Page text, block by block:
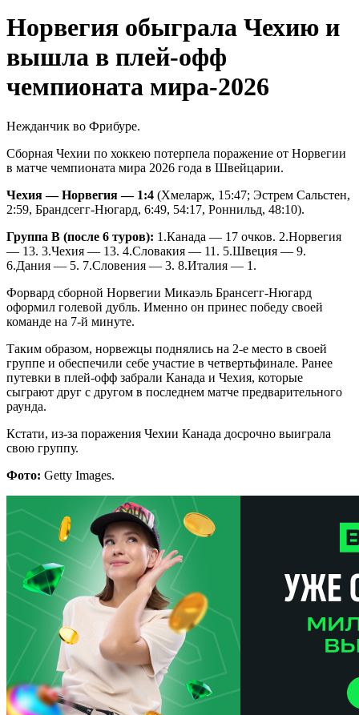
Норвегия обыграла Чехию и
вышла в плей-офф
чемпионата мира-2026
Нежданчик во Фрибуре.
Сборная Чехии по хоккею потерпела поражение от Норвегии
в матче чемпионата мира 2026 года в Швейцарии.
Чехия — Норвегия — 1:4 (Хмеларж, 15:47; Эстрем Сальстен,
2:59, Брандсегг-Нюгард, 6:49, 54:17, Роннильд, 48:10).
Группа В (после 6 туров): 1.Канада — 17 очков. 2.Норвегия
— 13. 3.Чехия — 13. 4.Словакия — 11. 5.Швеция — 9.
6.Дания — 5. 7.Словения — 3. 8.Италия — 1.
Форвард сборной Норвегии Микаэль Брансегг-Нюгард
оформил голевой дубль. Именно он принес победу своей
команде на 7-й минуте.
Таким образом, норвежцы поднялись на 2-е место в своей
группе и обеспечили себе участие в четвертьфинале. Ранее
путевки в плей-офф забрали Канада и Чехия, которые
сыграют друг с другом в последнем матче предварительного
раунда.
Кстати, из-за поражения Чехии Канада досрочно выиграла
свою группу.
Фото: Getty Images.